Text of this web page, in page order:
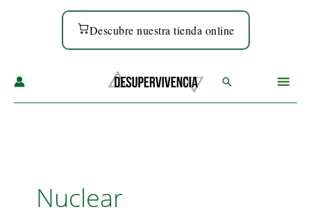
Descubre nuestra tienda online
Buscar
Nuclear